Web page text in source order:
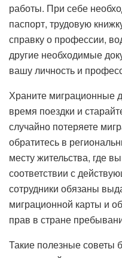
работы. При себе
паспорт, трудовую
справку о профессии,
другие необходимые
вашу личность и
Храните миграционные
время поездки и
случайно потеряете
обратитесь в
месту жительства, где
соответствии с
сотрудники обязаны
миграционной карты и
прав в стране
Такие полезные советы